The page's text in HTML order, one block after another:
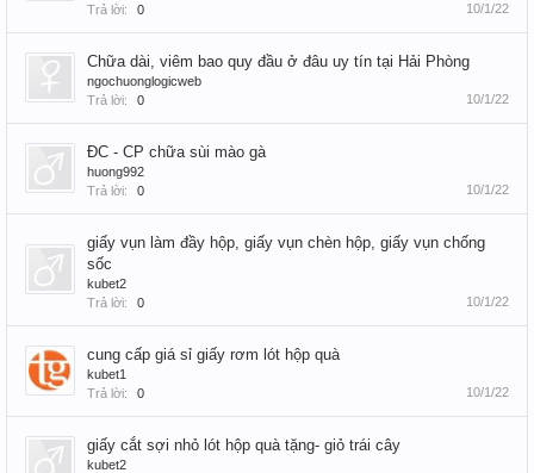
Trả lời:
0 10/1/22
Chữa dài, viêm bao quy đầu ở đâu uy tín tại Hải Phòng
ngochuonglogicweb
Trả lời:
0 10/1/22
ĐC - CP chữa sùi mào gà
huong992
Trả lời:
0 10/1/22
giấy vụn làm đầy hộp, giấy vụn chèn hộp, giấy vụn chống
sốc
kubet2
Trả lời:
0 10/1/22
cung cấp giá sỉ giấy rơm lót hộp quà
kubet1
Trả lời:
0 10/1/22
giấy cắt sợi nhỏ lót hộp quà tặng- giỏ trái cây
kubet2